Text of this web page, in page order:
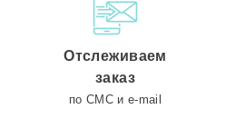
Отслеживаем
заказ
по СМС и e-mail